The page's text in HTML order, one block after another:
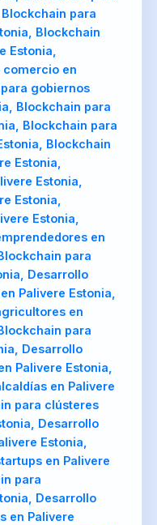
para
Blockchain
Estonia,
comercio en
gobiernos
Blockchain para
Blockchain para
Blockchain
Estonia,
Estonia,
Estonia,
Estonia,
en
para
Desarrollo
Palivere Estonia,
en
para
Desarrollo
Palivere Estonia,
en Palivere
para clústeres
Desarrollo
Estonia,
en Palivere
para
Desarrollo
en Palivere